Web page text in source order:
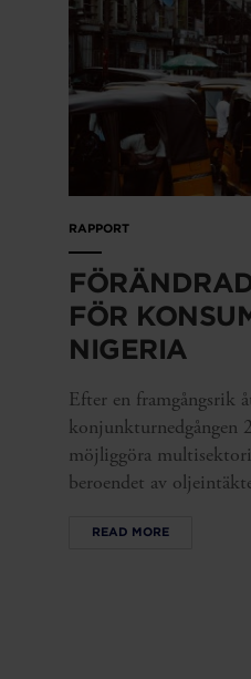
RAPPORT
FÖR
NIGERIA
Efter en framgångsrik
konjunkturnedgången
möjliggöra
beroendet av
READ MORE